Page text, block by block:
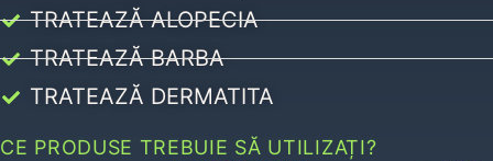
TRATEAZĂ ALOPECIA
TRATEAZĂ BARBA
TRATEAZĂ DERMATITA
CE PRODUSE TREBUIE SĂ UTILIZAȚI?